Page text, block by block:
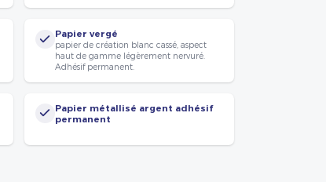
Papier vergé
papier de création blanc cassé, aspect
haut de gamme légèrement nervuré.
Adhésif permanent.
Papier métallisé argent adhésif
permanent